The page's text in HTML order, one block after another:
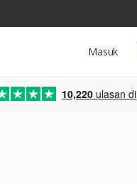
Masuk
10,220 ulasan di